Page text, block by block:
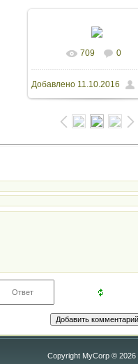
В реальном
1600x1200/
709 0
Добавлено 11.10.2016
Copyright MyCorp © 2026